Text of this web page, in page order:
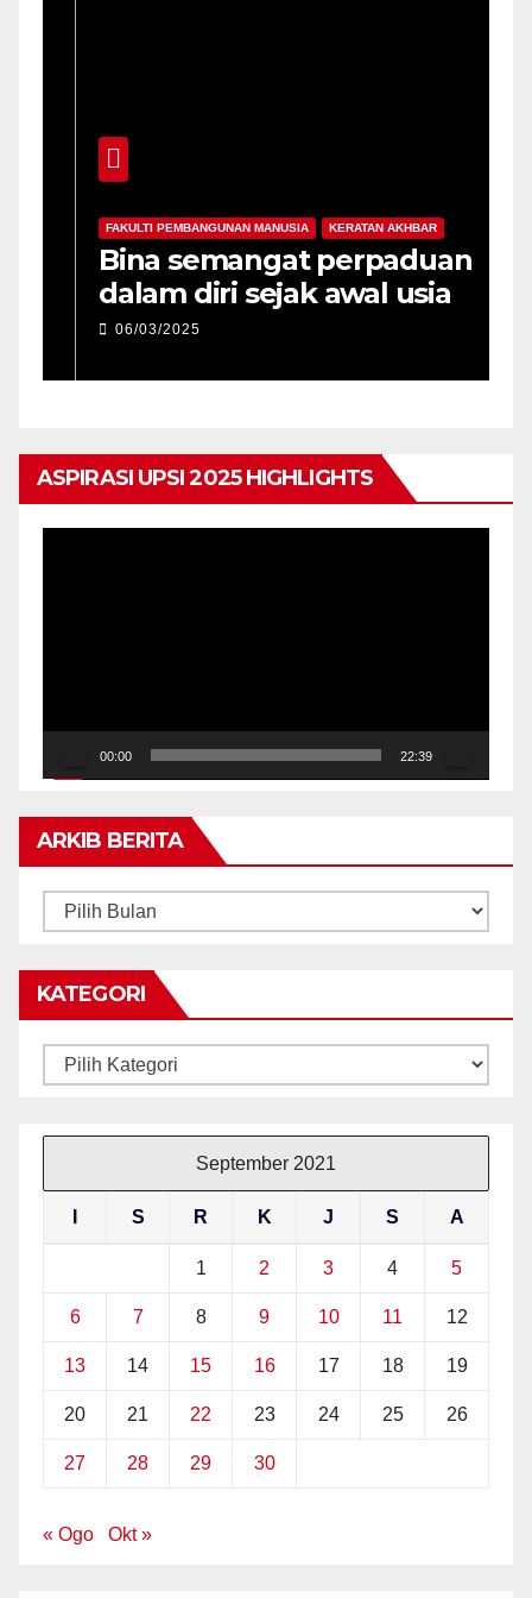
FAKULTI PEMBANGUNAN MANUSIA KERATAN AKHBAR
Bina semangat perpaduan
dalam diri sejak awal usia
06/03/2025
ASPIRASI UPSI 2025 HIGHLIGHTS
00:00 22:39
ARKIB BERITA
ARKIB
KATEGORI
Kategori
September 2021
S R K J S A
1 2 3 4 5
6 7 8 9 10 11 12
13 14 15 16 17 18 19
20 21 22 23 24 25 26
27 28 29 30
« Ogo Okt »